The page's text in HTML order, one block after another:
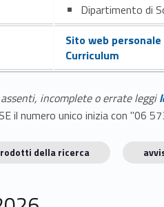
Dipartimento di
Sito web personale
Curriculum
incomplete o errate leggi
il numero unico inizia con "06
della ricerca